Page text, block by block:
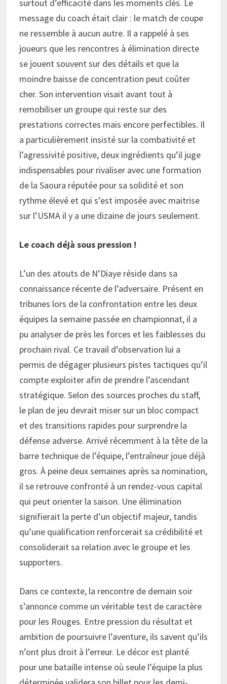
surtout d’efficacité dans les moments clés. Le
message du coach était clair : le match de coupe
ne ressemble à aucun autre. Il a rappelé à ses
joueurs que les rencontres à élimination directe
se jouent souvent sur des détails et que la
moindre baisse de concentration peut coûter
cher. Son intervention visait avant tout à
remobiliser un groupe qui reste sur des
prestations correctes mais encore perfectibles. Il
a particulièrement insisté sur la combativité et
l’agressivité positive, deux ingrédients qu’il juge
indispensables pour rivaliser avec une formation
de la Saoura réputée pour sa solidité et son
rythme élevé et qui s’est imposée avec maitrise
sur l’USMA il y a une dizaine de jours seulement.
Le coach déjà sous pression !
L’un des atouts de N’Diaye réside dans sa
connaissance récente de l’adversaire. Présent en
tribunes lors de la confrontation entre les deux
équipes la semaine passée en championnat, il a
pu analyser de près les forces et les faiblesses du
prochain rival. Ce travail d’observation lui a
permis de dégager plusieurs pistes tactiques qu’il
compte exploiter afin de prendre l’ascendant
stratégique. Selon des sources proches du staff,
le plan de jeu devrait miser sur un bloc compact
et des transitions rapides pour surprendre la
défense adverse. Arrivé récemment à la tête de la
barre technique de l’équipe, l’entraîneur joue déjà
gros. À peine deux semaines après sa nomination,
il se retrouve confronté à un rendez-vous capital
qui peut orienter la saison. Une élimination
signifierait la perte d’un objectif majeur, tandis
qu’une qualification renforcerait sa crédibilité et
consoliderait sa relation avec le groupe et les
supporters.
Dans ce contexte, la rencontre de demain soir
s’annonce comme un véritable test de caractère
pour les Rouges. Entre pression du résultat et
ambition de poursuivre l’aventure, ils savent qu’ils
n’ont plus droit à l’erreur. Le décor est planté
pour une bataille intense où seule l’équipe la plus